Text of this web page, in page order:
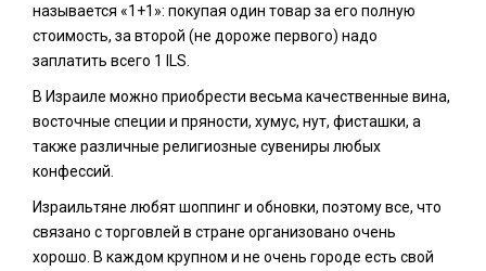
называется «1+1»: покупая один товар за его полную
стоимость, за второй (не дороже первого) надо
заплатить всего 1 ILS.
В Израиле можно приобрести весьма качественные вина,
восточные специи и пряности, хумус, нут, фисташки, а
также различные религиозные сувениры любых
конфессий.
Израильтяне любят шоппинг и обновки, поэтому все, что
связано с торговлей в стране организовано очень
хорошо. В каждом крупном и не очень городе есть свой